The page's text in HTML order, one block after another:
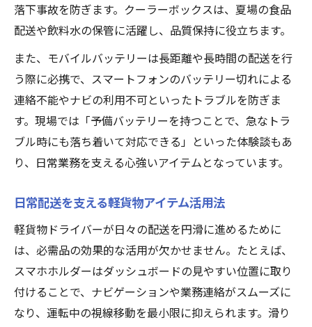
落下事故を防ぎます。クーラーボックスは、夏場の食品
配送や飲料水の保管に活躍し、品質保持に役立ちます。
また、モバイルバッテリーは長距離や長時間の配送を行
う際に必携で、スマートフォンのバッテリー切れによる
連絡不能やナビの利用不可といったトラブルを防ぎま
す。現場では「予備バッテリーを持つことで、急なトラ
ブル時にも落ち着いて対応できる」といった体験談もあ
り、日常業務を支える心強いアイテムとなっています。
日常配送を支える軽貨物アイテム活用法
軽貨物ドライバーが日々の配送を円滑に進めるために
は、必需品の効果的な活用が欠かせません。たとえば、
スマホホルダーはダッシュボードの見やすい位置に取り
付けることで、ナビゲーションや業務連絡がスムーズに
なり、運転中の視線移動を最小限に抑えられます。滑り